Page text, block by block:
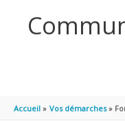
Accueil Vos démarches